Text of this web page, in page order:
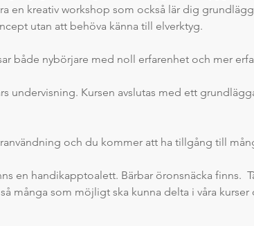
en kreativ workshop som också lär dig
utan att behöva känna till elverktyg.
både nybörjare med noll erfarenhet och mer
undervisning. Kursen avslutas med ett
och du kommer att ha tillgång till
en handikapptoalett. Bärbar öronsnäcka finns.
många som möjligt ska kunna delta i våra kurser